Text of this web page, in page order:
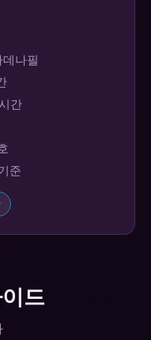
나필
간
준
드